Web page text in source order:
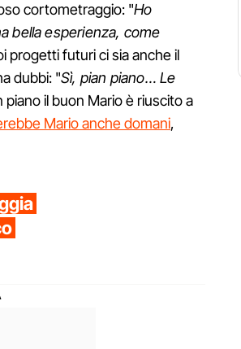
cortometraggio: "Ho
bella esperienza, come
progetti futuri ci sia anche il
dubbi: "Sì, pian piano… Le
piano il buon Mario è riuscito a
Mario anche domani,